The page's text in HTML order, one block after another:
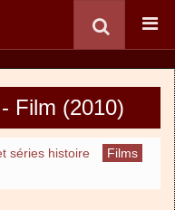
Film (2010)
séries histoire
Films